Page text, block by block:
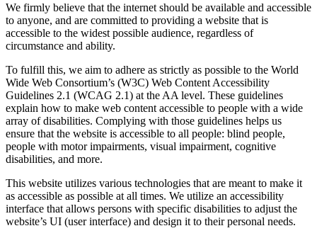
We firmly believe that the internet should be available and accessible
to anyone, and are committed to providing a website that is
accessible to the widest possible audience, regardless of
circumstance and ability.
To fulfill this, we aim to adhere as strictly as possible to the World
Wide Web Consortium’s (W3C) Web Content Accessibility
Guidelines 2.1 (WCAG 2.1) at the AA level. These guidelines
explain how to make web content accessible to people with a wide
array of disabilities. Complying with those guidelines helps us
ensure that the website is accessible to all people: blind people,
people with motor impairments, visual impairment, cognitive
disabilities, and more.
This website utilizes various technologies that are meant to make it
as accessible as possible at all times. We utilize an accessibility
interface that allows persons with specific disabilities to adjust the
website’s UI (user interface) and design it to their personal needs.